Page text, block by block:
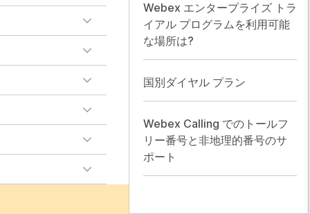
Webex エンタープライズ トラ
イアル プログラムを利用可能
な場所は?
国別ダイヤル プラン
Webex Calling でのトールフ
リー番号と非地理的番号のサ
ポート